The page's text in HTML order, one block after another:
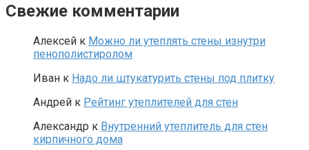
Свежие комментарии
Алексей к Можно ли утеплять стены изнутри
пенополистиролом
Иван к Надо ли штукатурить стены под плитку
Андрей к Рейтинг утеплителей для стен
Александр к Внутренний утеплитель для стен
кирпичного дома